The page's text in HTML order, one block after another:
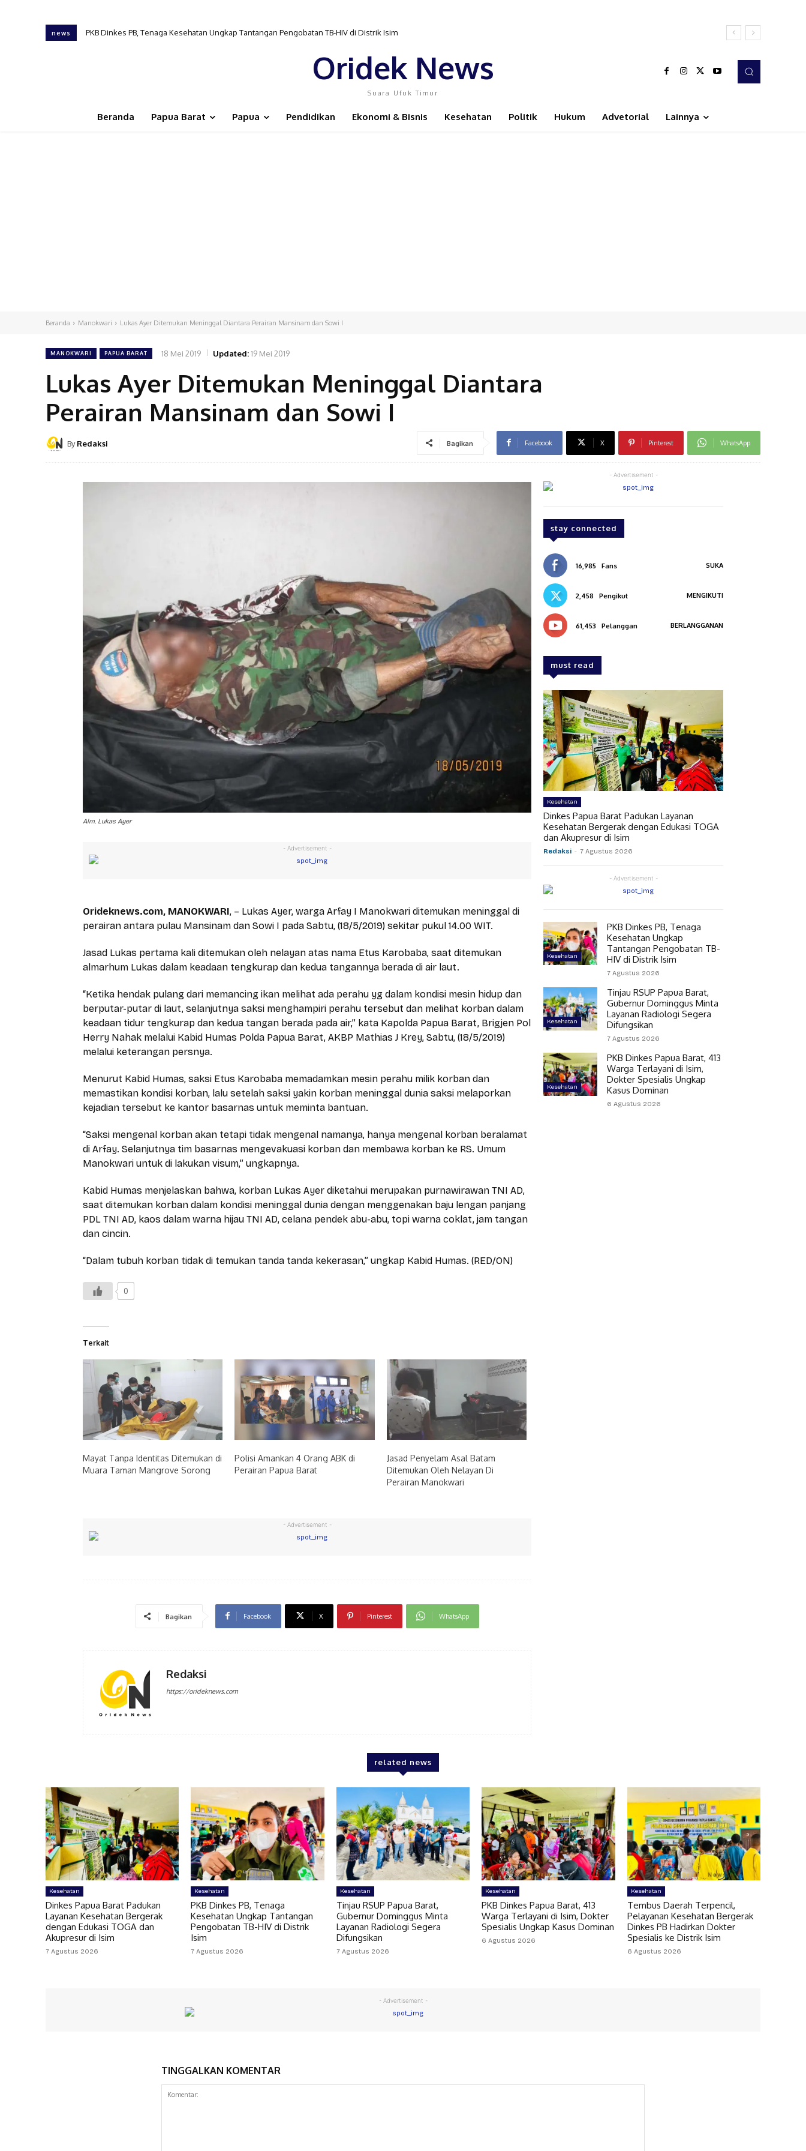
news Tinjau RSUP Papua Barat, Gubernur Dominggus Minta Layanan Radiologi Segera Difungsikan
Oridek News
Suara Ufuk Timur
Beranda Papua Barat Papua Pendidikan Ekonomi & Bisnis Kesehatan Politik Hukum Advetorial Lainnya
Beranda Manokwari Lukas Ayer Ditemukan Meninggal Diantara Perairan Mansinam dan Sowi I
MANOKWARI PAPUA BARAT 18 Mei 2019 Updated:19 Mei 2019
Lukas Ayer Ditemukan Meninggal Diantara
Perairan Mansinam dan Sowi I
By Redaksi Bagikan Facebook X Pinterest WhatsApp
Alm. Lukas Ayer
- Advertisement -
Orideknews.com, MANOKWARI, – Lukas Ayer, warga Arfay I Manokwari ditemukan meninggal di
perairan antara pulau Mansinam dan Sowi I pada Sabtu, (18/5/2019) sekitar pukul 14.00 WIT.
Jasad Lukas pertama kali ditemukan oleh nelayan atas nama Etus Karobaba, saat ditemukan
almarhum Lukas dalam keadaan tengkurap dan kedua tangannya berada di air laut.
“Ketika hendak pulang dari memancing ikan melihat ada perahu yg dalam kondisi mesin hidup dan
berputar-putar di laut, selanjutnya saksi menghampiri perahu tersebut dan melihat korban dalam
keadaan tidur tengkurap dan kedua tangan berada pada air,” kata Kapolda Papua Barat, Brigjen Pol
Herry Nahak melalui Kabid Humas Polda Papua Barat, AKBP Mathias J Krey, Sabtu, (18/5/2019)
melalui keterangan persnya.
Menurut Kabid Humas, saksi Etus Karobaba memadamkan mesin perahu milik korban dan
memastikan kondisi korban, lalu setelah saksi yakin korban meninggal dunia saksi melaporkan
kejadian tersebut ke kantor basarnas untuk meminta bantuan.
“Saksi mengenal korban akan tetapi tidak mengenal namanya, hanya mengenal korban beralamat
di Arfay. Selanjutnya tim basarnas mengevakuasi korban dan membawa korban ke RS. Umum
Manokwari untuk di lakukan visum,” ungkapnya.
Kabid Humas menjelaskan bahwa, korban Lukas Ayer diketahui merupakan purnawirawan TNI AD,
saat ditemukan korban dalam kondisi meninggal dunia dengan menggenakan baju lengan panjang
PDL TNI AD, kaos dalam warna hijau TNI AD, celana pendek abu-abu, topi warna coklat, jam tangan
dan cincin.
“Dalam tubuh korban tidak di temukan tanda tanda kekerasan,” ungkap Kabid Humas. (RED/ON)
0
Terkait
Mayat Tanpa Identitas Ditemukan di
Muara Taman Mangrove Sorong
Polisi Amankan 4 Orang ABK di
Perairan Papua Barat
Jasad Penyelam Asal Batam
Ditemukan Oleh Nelayan Di
Perairan Manokwari
- Advertisement -
Bagikan Facebook X Pinterest WhatsApp
Redaksi
https://orideknews.com
- Advertisement -
stay connected
16,985 Fans SUKA
2,458 Pengikut MENGIKUTI
61,453 Pelanggan BERLANGGANAN
must read
Kesehatan
Dinkes Papua Barat Padukan Layanan
Kesehatan Bergerak dengan Edukasi TOGA
dan Akupresur di Isim
Redaksi - 7 Agustus 2026
- Advertisement -
Kesehatan
PKB Dinkes PB, Tenaga
Kesehatan Ungkap
Tantangan Pengobatan TB-
HIV di Distrik Isim
7 Agustus 2026
Kesehatan
Tinjau RSUP Papua Barat,
Gubernur Dominggus Minta
Layanan Radiologi Segera
Difungsikan
7 Agustus 2026
Kesehatan
PKB Dinkes Papua Barat, 413
Warga Terlayani di Isim,
Dokter Spesialis Ungkap
Kasus Dominan
6 Agustus 2026
related news
Kesehatan
Dinkes Papua Barat Padukan
Layanan Kesehatan Bergerak
dengan Edukasi TOGA dan
Akupresur di Isim
7 Agustus 2026
Kesehatan
PKB Dinkes PB, Tenaga
Kesehatan Ungkap Tantangan
Pengobatan TB-HIV di Distrik
Isim
7 Agustus 2026
Kesehatan
Tinjau RSUP Papua Barat,
Gubernur Dominggus Minta
Layanan Radiologi Segera
Difungsikan
7 Agustus 2026
Kesehatan
PKB Dinkes Papua Barat, 413
Warga Terlayani di Isim, Dokter
Spesialis Ungkap Kasus Dominan
6 Agustus 2026
Kesehatan
Tembus Daerah Terpencil,
Pelayanan Kesehatan Bergerak
Dinkes PB Hadirkan Dokter
Spesialis ke Distrik Isim
6 Agustus 2026
- Advertisement -
TINGGALKAN KOMENTAR